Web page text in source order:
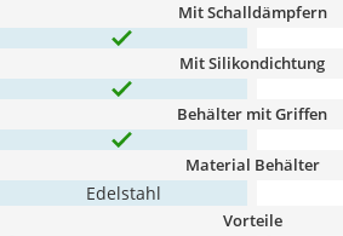
Mit Schalldämpfern
Mit Silikondichtung
Behälter mit Griffen
Material Behälter
Edelstahl
Vorteile